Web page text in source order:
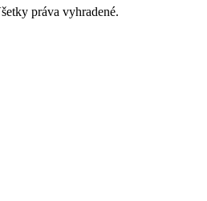
práva vyhradené.